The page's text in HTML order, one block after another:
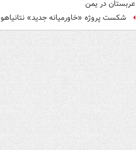
عربستان در یمن
شکست پروژه «خاورمیانه جدید» نتانیاهو